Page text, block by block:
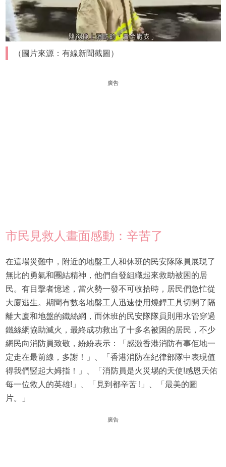
（圖片來源：有線新聞截圖）
廣告
市民見救人畫面感動：辛苦了
在這場災難中，附近的地盤工人和休班的民安隊隊員展現了
無比的勇氣和團結精神，他們自發組織起來救助被困的居
民。有目擊者憶述，當火勢一發不可收拾時，居民們急忙從
大廈逃生。期間有數名地盤工人迅速使用燒銲工具切開了隔
離大廈和地盤的鐵絲網，而休班的民安隊隊員則用水管穿過
鐵絲網協助滅火，最終成功救出了十多名被困的居民，不少
網民向消防員致敬，紛紛表示：「感激香港消防有事佢地一
定走在最前線，多謝！」、「香港消防在紀律部隊中表現值
得我們竪起大姆指！」、「消防員是火災埸的天使!感恩天佑
每一位救人的英雄!」、「見到都辛苦 !」、「最美的圖
片。」
廣告